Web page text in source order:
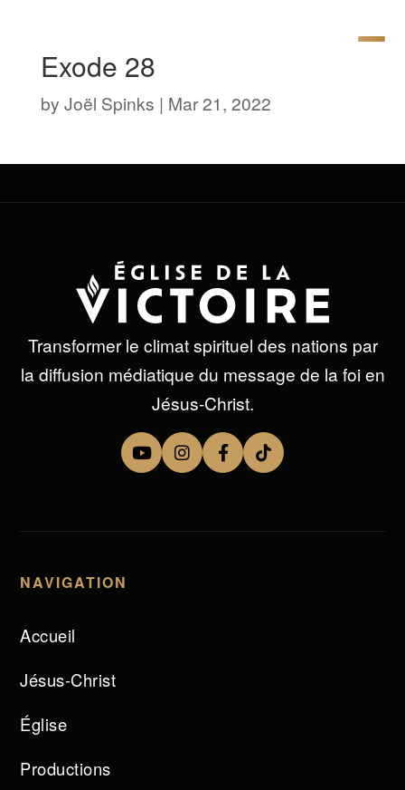
Exode 28
by Joël Spinks | Mar 21, 2022
Transformer le climat spirituel des nations par
la diffusion médiatique du message de la foi en
Jésus-Christ.
NAVIGATION
Accueil
Jésus-Christ
Église
Productions